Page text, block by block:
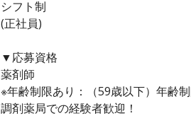
シフト制
(正社員)
▼応募資格
薬剤師
※年齢制限あり：（59歳以下）年齢
調剤薬局での経験者歓迎！